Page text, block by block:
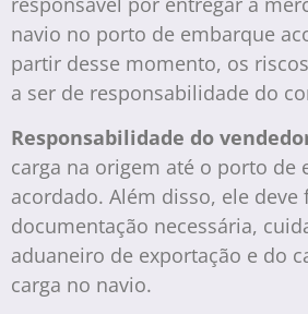
navio no porto de embarque
partir desse momento, os
a ser de responsabilidade do
Responsabilidade do
carga na origem até o porto de
acordado. Além disso, ele deve
documentação necessária,
aduaneiro de exportação e do
carga no navio.